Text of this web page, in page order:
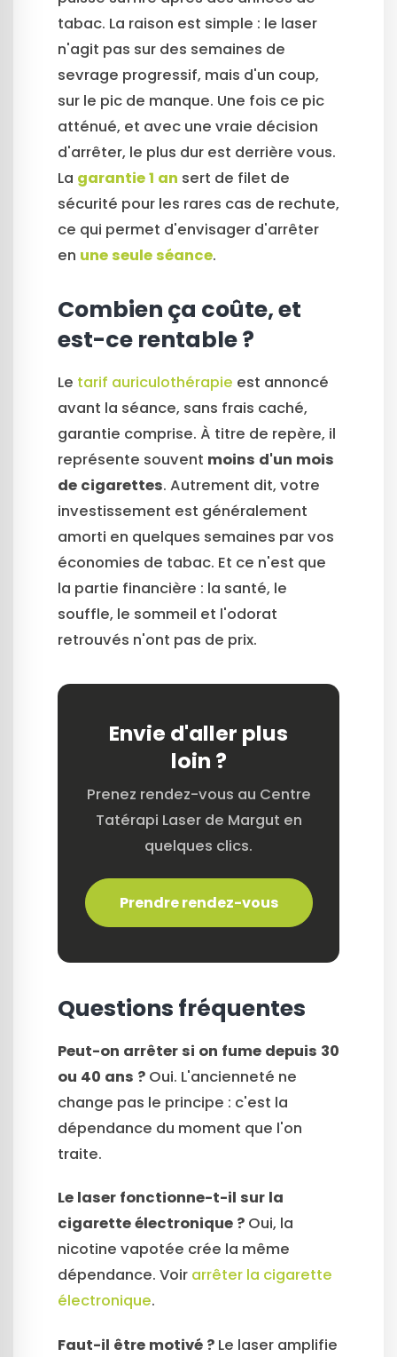
tabac. La raison est simple : le laser
n'agit pas sur des semaines de
sevrage progressif, mais d'un coup,
sur le pic de manque. Une fois ce pic
atténué, et avec une vraie décision
d'arrêter, le plus dur est derrière vous.
La garantie 1 an sert de filet de
sécurité pour les rares cas de rechute,
ce qui permet d'envisager d'arrêter
en une seule séance.
Combien ça coûte, et
est-ce rentable ?
Le tarif auriculothérapie est annoncé
avant la séance, sans frais caché,
garantie comprise. À titre de repère, il
représente souvent moins d'un mois
de cigarettes. Autrement dit, votre
investissement est généralement
amorti en quelques semaines par vos
économies de tabac. Et ce n'est que
la partie financière : la santé, le
souffle, le sommeil et l'odorat
retrouvés n'ont pas de prix.
Envie d'aller plus
loin ?
Prenez rendez-vous au Centre
Tatérapi Laser de Margut en
quelques clics.
Prendre rendez-vous
Questions fréquentes
Peut-on arrêter si on fume depuis 30
ou 40 ans ? Oui. L'ancienneté ne
change pas le principe : c'est la
dépendance du moment que l'on
traite.
Le laser fonctionne-t-il sur la
cigarette électronique ? Oui, la
nicotine vapotée crée la même
dépendance. Voir arrêter la cigarette
électronique.
Faut-il être motivé ? Le laser amplifie